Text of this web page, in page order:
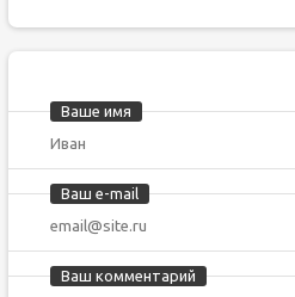
Ваше имя
Ваш e-mail
Ваш комментарий